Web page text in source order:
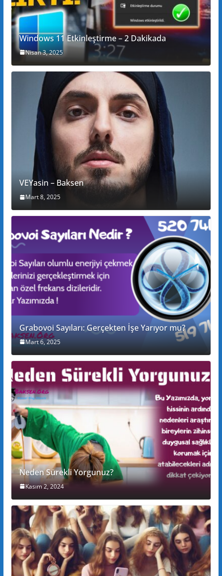
Windows 11 Etkinleştirme – 2 Dakikada
Nisan 3, 2025
VEYasin – Baksen
Mart 8, 2025
Grabovoi Sayıları: Gerçekten İşe Yarıyor mu?
Mart 6, 2025
Neden Sürekli Yorgunuz?
Kasım 2, 2024